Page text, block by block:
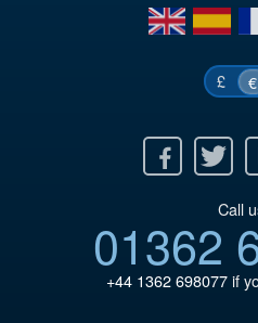
en
es fr
£ €
Twitter Youtube
Call
01362
+44 1362 698077if